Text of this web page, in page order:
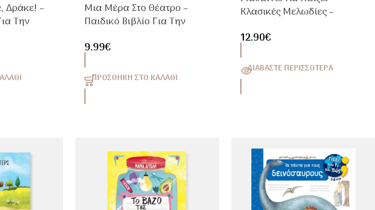
Δράκε! –
Την
Μια Μέρα Στο Θέατρο –
Παιδικό Βιβλίο Για Την
9.99€
ΠΡΟΣΘΉΚΗ ΣΤΟ ΚΑΛΆΘΙ
Κλασικές Μελωδίες –
Ήχους 3+ Ετών
12.90€
ΔΙΑΒΆΣΤΕ ΠΕΡΙΣΣΌΤΕΡΑ